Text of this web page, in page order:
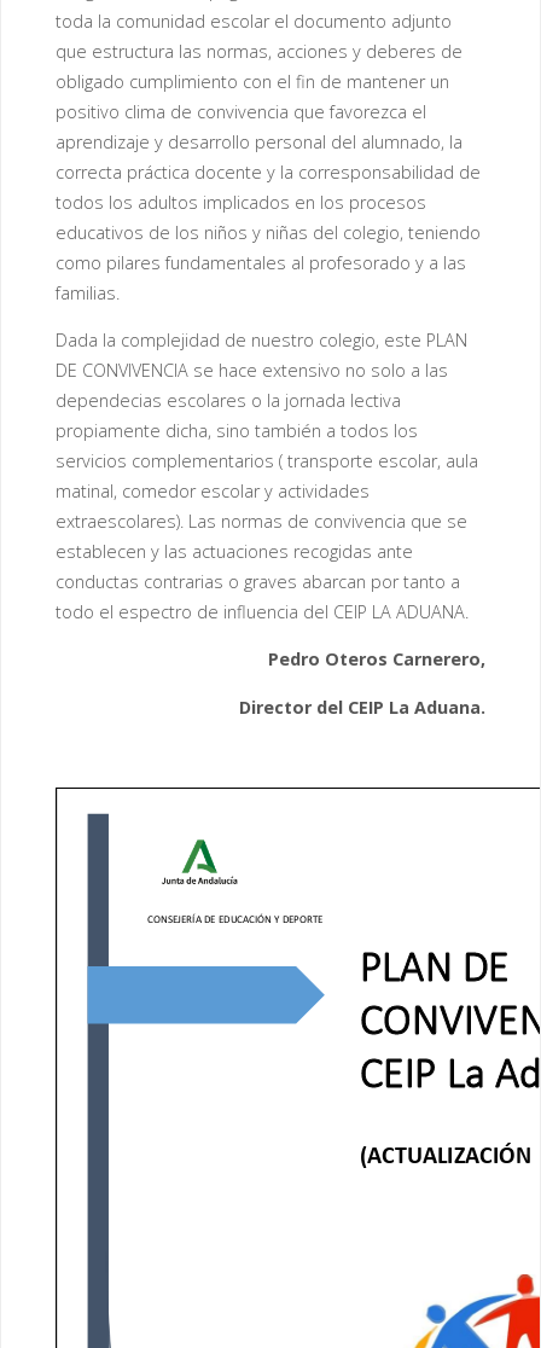
toda la comunidad escolar el documento adjunto
que estructura las normas, acciones y deberes de
obligado cumplimiento con el fin de mantener un
positivo clima de convivencia que favorezca el
aprendizaje y desarrollo personal del alumnado, la
correcta práctica docente y la corresponsabilidad de
todos los adultos implicados en los procesos
educativos de los niños y niñas del colegio, teniendo
como pilares fundamentales al profesorado y a las
familias.
Dada la complejidad de nuestro colegio, este PLAN
DE CONVIVENCIA se hace extensivo no solo a las
dependecias escolares o la jornada lectiva
propiamente dicha, sino también a todos los
servicios complementarios ( transporte escolar, aula
matinal, comedor escolar y actividades
extraescolares). Las normas de convivencia que se
establecen y las actuaciones recogidas ante
conductas contrarias o graves abarcan por tanto a
todo el espectro de influencia del CEIP LA ADUANA.
Pedro Oteros Carnerero,
Director del CEIP La Aduana.